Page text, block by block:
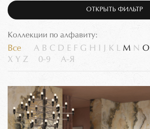
ОТКРЫТЬ ФИЛЬТР
Коллекции по алфавиту:
Все A B C D E F G H K L M N O
X Y Z 0-9 А-Я